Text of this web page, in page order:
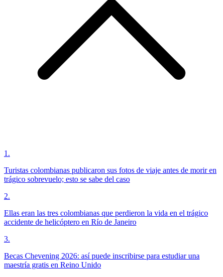
1 .
Turistas colombianas publicaron sus fotos de viaje antes de morir en
trágico sobrevuelo; esto se sabe del caso
2.
Ellas eran las tres colombianas que perdieron la vida en el trágico
accidente de helicóptero en Río de Janeiro
3.
Becas Chevening 2026: así puede inscribirse para estudiar una
maestría gratis en Reino Unido